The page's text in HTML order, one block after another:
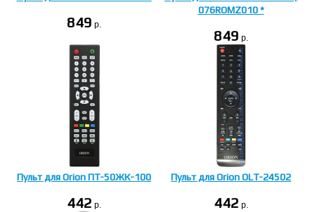
849 p.
076ROMZ010 *
849 p.
Пульт для Orion ПТ-50ЖК-100
442 p.
Пульт для Orion OLT-24502
442 p.